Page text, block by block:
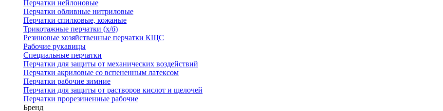
Перчатки нейлоновые
Перчатки обливные нитриловые
Перчатки спилковые, кожаные
Трикотажные перчатки (х/б)
Резиновые хозяйственные перчатки КЩС
Рабочие рукавицы
Специальные перчатки
Перчатки для защиты от механических воздействий
Перчатки акриловые со вспененным латексом
Перчатки рабочие зимние
Перчатки для защиты от растворов кислот и щелочей
Перчатки прорезиненные рабочие
Бренд